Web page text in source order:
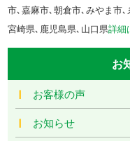
市､嘉麻市､朝倉市､みやま市
宮崎県､鹿児島県､山口県詳細
お
お客様の声
お知らせ